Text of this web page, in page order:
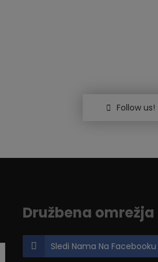
Follow us!
Družbena omrežja
Sledi Nama Na Facebooku